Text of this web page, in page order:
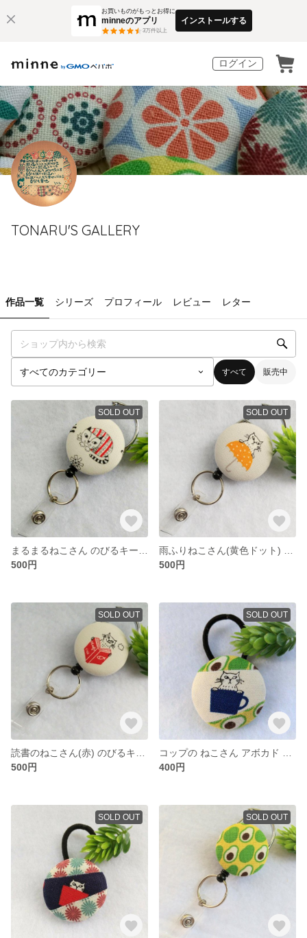
お買いものがもっとお得に
minneのアプリ
3万件以上
インストールする
ログイン
TONARU'S GALLERY
作品一覧 シリーズ プロフィール レビュー レター
すべて 販売中
SOLD OUT
500円
SOLD OUT
500円
SOLD OUT
500円
SOLD OUT
400円
SOLD OUT SOLD OUT